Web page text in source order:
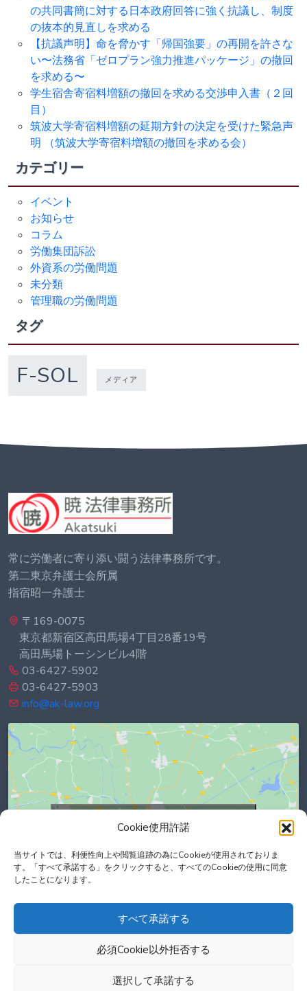
Cookie使用許諾
当サイトでは、利便性向上や閲覧追跡の為にCookieが使用されておりま
す。「すべて承諾する」をクリックすると、すべてのCookieの使用に同意
したことになります。
すべて承諾する
必須Cookie以外拒否する
選択して承諾する
の共同書簡に対する日本政府回答に強く抗議し、制度
の抜本的見直しを求める
【抗議声明】命を脅かす「帰国強要」の再開を許さな
い〜法務省「ゼロプラン強力推進パッケージ」の撤回
を求める〜
学生宿舎寄宿料増額の撤回を求める交渉申入書（２回
目）
筑波大学寄宿料増額の延期方針の決定を受けた緊急声
明 （筑波大学寄宿料増額の撤回を求める会）
カテゴリー
イベント
お知らせ
コラム
労働集団訴訟
外資系の労働問題
未分類
管理職の労働問題
タグ
F-SOL メディア
常に労働者に寄り添い闘う法律事務所です。
第二東京弁護士会所属
指宿昭一弁護士
〒169-0075
東京都新宿区高田馬場4丁目28番19号
高田馬場トーシンビル4階
03-6427-5902
03-6427-5903
info@ak-law.org
Click to accept marketing cookies and
enable this content